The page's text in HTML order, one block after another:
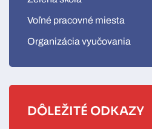
Voľné pracovné miesta
Organizácia vyučovania
DÔLEŽITÉ ODKAZY